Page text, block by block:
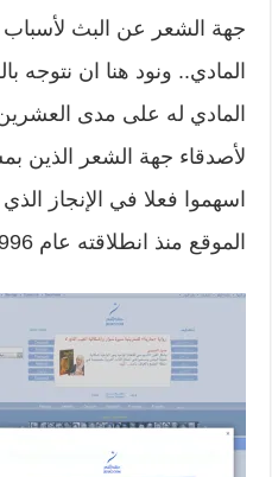
جهة الشعر عن البث لأسباب
المادي.. ونود هنا ان
المادي له على مدى العشرين
لأصدقاء جهة الشعر الذين
اسهموا فعلا في الإنجاز
الموقع منذ انطلاقته عام 1996».